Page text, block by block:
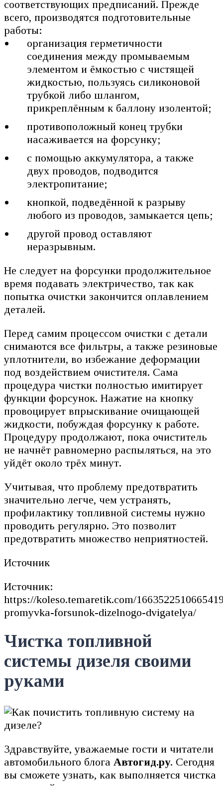
соответствующих предписаний. Прежде
всего, производятся подготовительные
работы:
организация герметичности
соединения между промываемым
элементом и ёмкостью с чистящей
жидкостью, пользуясь силиконовой
трубкой либо шлангом,
прикреплённым к баллону изолентой;
противоположный конец трубки
насаживается на форсунку;
с помощью аккумулятора, а также
двух проводов, подводится
электропитание;
кнопкой, подведённой к разрыву
любого из проводов, замыкается цепь;
другой провод оставляют
неразрывным.
Не следует на форсунки продолжительное
время подавать электричество, так как
попытка очистки закончится оплавлением
деталей.
Перед самим процессом очистки с детали
снимаются все фильтры, а также резиновые
уплотнители, во избежание деформации
под воздействием очистителя. Сама
процедура чистки полностью имитирует
функции форсунок. Нажатие на кнопку
провоцирует впрыскивание очищающей
жидкости, побуждая форсунку к работе.
Процедуру продолжают, пока очиститель
не начнёт равномерно распыляться, на это
уйдёт около трёх минут.
Учитывая, что проблему предотвратить
значительно легче, чем устранять,
профилактику топливной системы нужно
проводить регулярно. Это позволит
предотвратить множество неприятностей.
Источник
Источник:
https://koleso.temaretik.com/
promyvka-forsunok-dizelnogo-dvigatelya/
Чистка топливной
системы дизеля своими
руками
Здравствуйте, уважаемые гости и читатели
автомобильного блога Автогид.ру. Сегодня
вы сможете узнать, как выполняется чистка